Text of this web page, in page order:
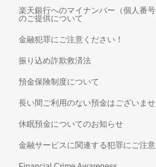
楽天銀行へのマイナンバー（個人番
のご提供について
金融犯罪にご注意ください！
振り込め詐欺救済法
預金保険制度について
長い間ご利用のない預金はございませ
休眠預金についてのお知らせ
金融サービスに関連する犯罪にご注